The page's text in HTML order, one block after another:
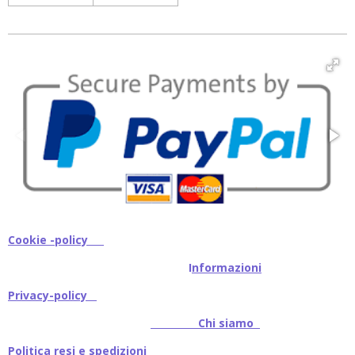
Cookie -policy
Informazioni
Privacy-policy
Chi siamo
Politica resi e spedizioni